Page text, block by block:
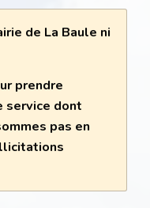
de La Baule ni
prendre
service dont
pas en